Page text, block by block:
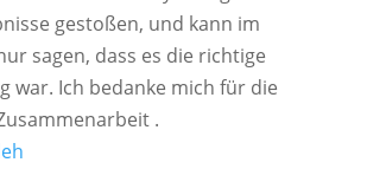
gestoßen, und kann im
sagen, dass es die richtige
war. Ich bedanke mich für die
.